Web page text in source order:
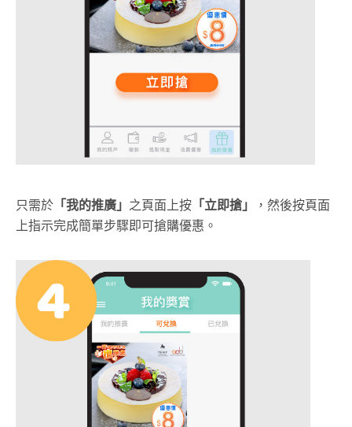
只需於 「我的推廣」 之頁面上按 「立即搶」
，然後按頁面
上指示完成簡單步驟即可搶購優惠。